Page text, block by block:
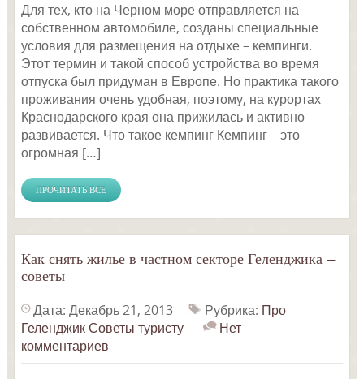
Для тех, кто на Черном море отправляется на
собственном автомобиле, созданы специальные
условия для размещения на отдыхе – кемпинги.
Этот термин и такой способ устройства во время
отпуска был придуман в Европе. Но практика такого
проживания очень удобная, поэтому, на курортах
Краснодарского края она прижилась и активно
развивается. Что такое кемпинг Кемпинг – это
огромная […]
ПРОЧИТАТЬ ВСЕ
Как снять жилье в частном секторе Геленджика —
советы
Дата: Декабрь 21, 2013
Рубрика: Про
ГеленджикСоветы туристу
Нет
комментариев